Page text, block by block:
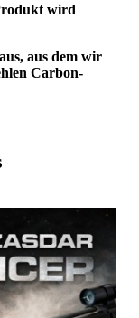
wird
aus dem wir
Carbon-